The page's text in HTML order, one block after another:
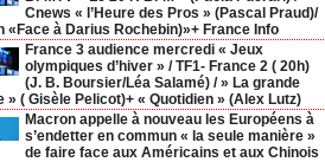
Cnews « l’Heure des Pros » (Pascal Praud)/
«Face à Darius Rochebin)»+ France Info
France 3 audience mercredi « Jeux
olympiques d’hiver » / TF1- France 2 ( 20h)
(J. B. Boursier/Léa Salamé) / » La grande
» ( Gisèle Pelicot)+ « Quotidien » (Alex Lutz)
Macron appelle à nouveau les Européens à
s’endetter en commun « la seule manière »
de faire face aux Américains et aux Chinois